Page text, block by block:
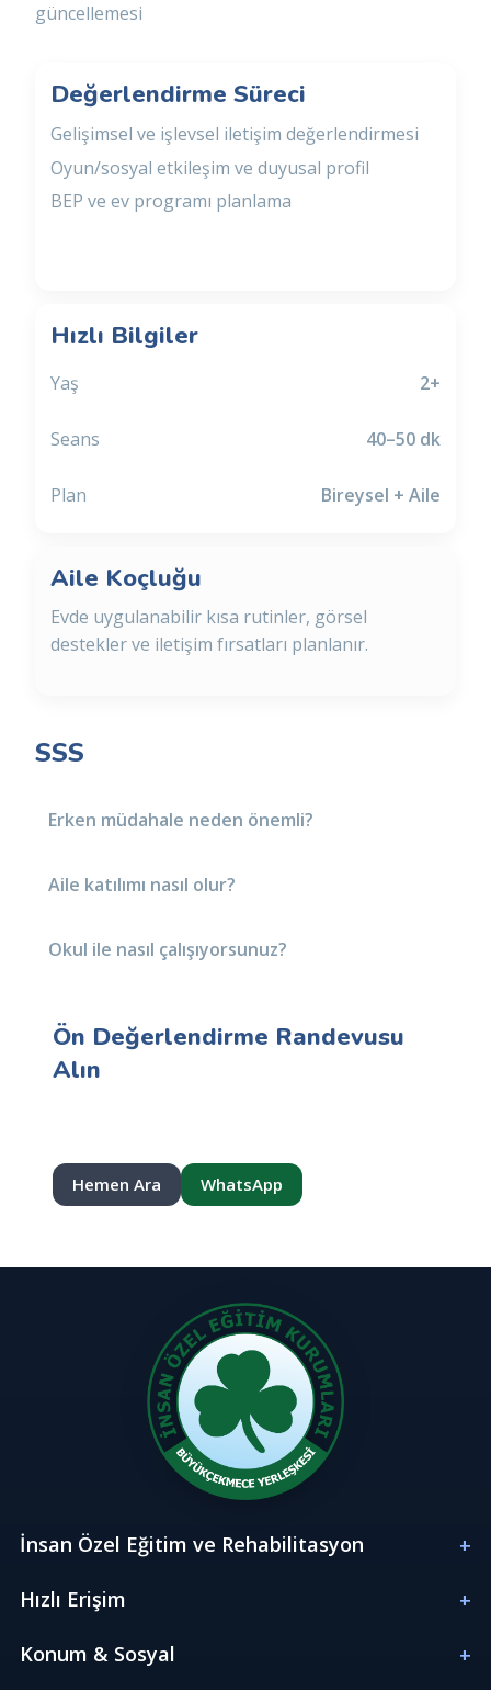
güncellemesi
Değerlendirme Süreci
Gelişimsel ve işlevsel iletişim değerlendirmesi
Oyun/sosyal etkileşim ve duyusal profil
BEP ve ev programı planlama
Hızlı Bilgiler
Yaş 2+
Seans 40–50 dk
Plan Bireysel + Aile
Aile Koçluğu
Evde uygulanabilir kısa rutinler, görsel
destekler ve iletişim fırsatları planlanır.
SSS
Erken müdahale neden önemli?
Aile katılımı nasıl olur?
Okul ile nasıl çalışıyorsunuz?
Ön Değerlendirme Randevusu
Alın
Hemen Ara WhatsApp
İnsan Özel Eğitim ve Rehabilitasyon
Hızlı Erişim
Konum & Sosyal